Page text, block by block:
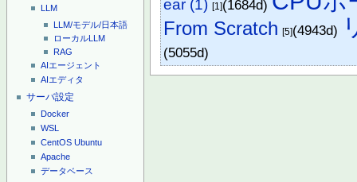
LLM
LLM/モデル/日本語
ローカルLLM
RAG
AIエージェント
AIエディタ
サーバ設定
Docker
WSL
CentOS Ubuntu
Apache
データベース
ear (1) [1](1684d)
From Scratch [5](4943d)
(5055d)